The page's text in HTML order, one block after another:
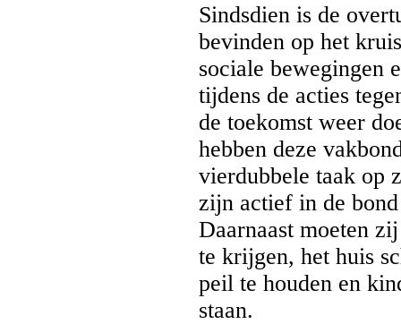
Sindsdien is de
bevinden op het
sociale bewegingen
tijdens de acties
de toekomst weer
hebben deze
vierdubbele taak op
zijn actief in de
Daarnaast moeten
te krijgen, het huis
peil te houden en
staan.